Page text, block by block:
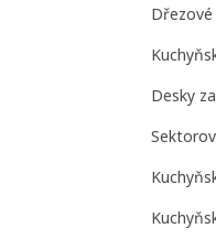
Desky